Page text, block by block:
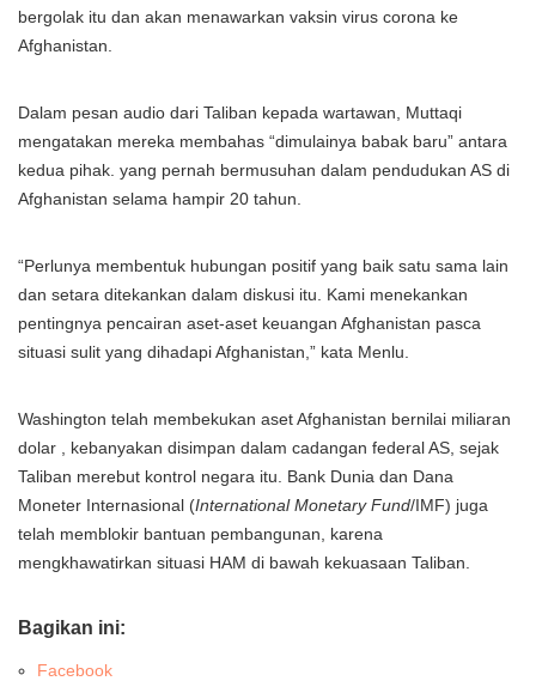
bergolak itu dan akan menawarkan vaksin virus corona ke
Afghanistan.
Dalam pesan audio dari Taliban kepada wartawan, Muttaqi
mengatakan mereka membahas “dimulainya babak baru” antara
kedua pihak. yang pernah bermusuhan dalam pendudukan AS di
Afghanistan selama hampir 20 tahun.
“Perlunya membentuk hubungan positif yang baik satu sama lain
dan setara ditekankan dalam diskusi itu. Kami menekankan
pentingnya pencairan aset-aset keuangan Afghanistan pasca
situasi sulit yang dihadapi Afghanistan,” kata Menlu.
Washington telah membekukan aset Afghanistan bernilai miliaran
dolar , kebanyakan disimpan dalam cadangan federal AS, sejak
Taliban merebut kontrol negara itu. Bank Dunia dan Dana
Moneter Internasional (International Monetary Fund/IMF) juga
telah memblokir bantuan pembangunan, karena
mengkhawatirkan situasi HAM di bawah kekuasaan Taliban.
Bagikan ini:
Facebook